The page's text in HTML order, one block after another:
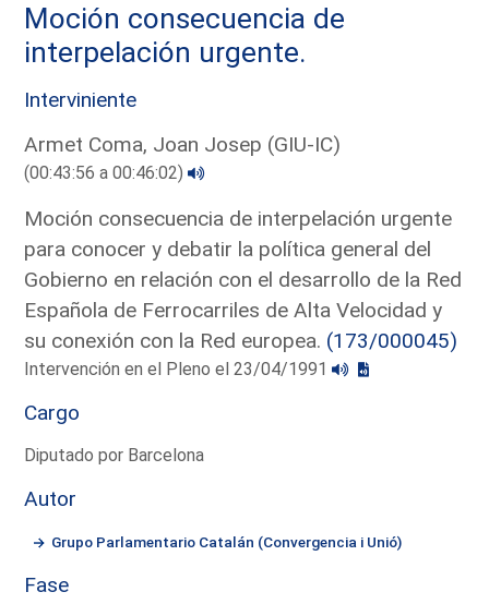
Moción consecuencia de
interpelación urgente.
Interviniente
Armet Coma, Joan Josep (GIU-IC)
(00:43:56 a 00:46:02)
Moción consecuencia de interpelación urgente
para conocer y debatir la política general del
Gobierno en relación con el desarrollo de la Red
Española de Ferrocarriles de Alta Velocidad y
su conexión con la Red europea. (173/000045)
Intervención en el Pleno el 23/04/1991
Cargo
Diputado por Barcelona
Autor
Grupo Parlamentario Catalán (Convergencia i Unió)
Fase